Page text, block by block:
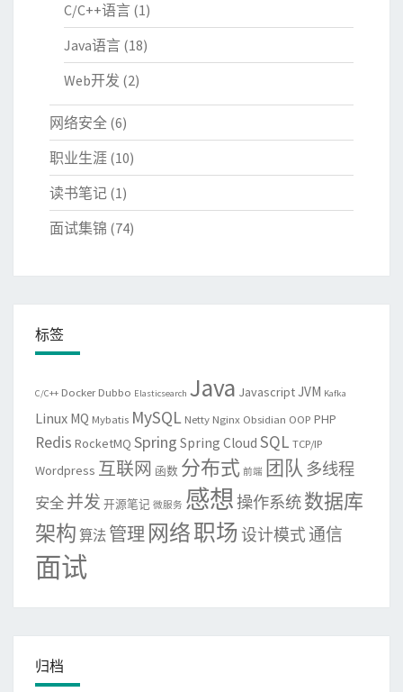
C/C++语言 (1)
Java语言 (18)
Web开发 (2)
网络安全 (6)
职业生涯 (10)
读书笔记 (1)
面试集锦 (74)
标签
C/C++ Docker Dubbo Elasticsearch Java JavascriptJVM Kafka
Linux MQ Mybatis MySQL Netty Nginx Obsidian OOP PHP
Redis RocketMQ Spring Spring Cloud SQL TCP/IP
Wordpress 互联网 函数 分布式 前端 团队 多线程
安全 并发 开源笔记 微服务 感想操作系统数据库
架构 算法 管理 网络职场设计模式通信
面试
归档